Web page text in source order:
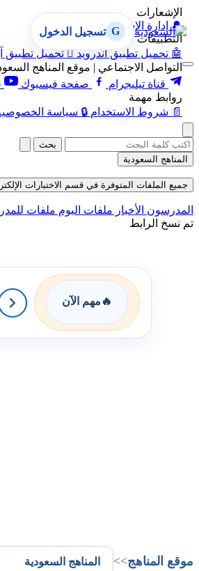
الإشعارات
🔔 إدارة الإشعارات
التطبيقات
🤖 تحميل تطبيق أندرويد  تحميل تطبيق
التواصل الاجتماعي | موقع المناهج
قناة تيليجرام
صفحة فيسبوك
روابط مهمة
📄 شروط الاستخدام 🔒 سياسة
G تسجيل الدخول
بحث
المناهج السعودية
جميع الملفات المتوفرة في قسم الاختبارات الإلكترونية
المدرسون الأخبار ملفات اليوم ملفات
تم نسخ الرابط
🔥 مهم الآن
موقع المناهج>>